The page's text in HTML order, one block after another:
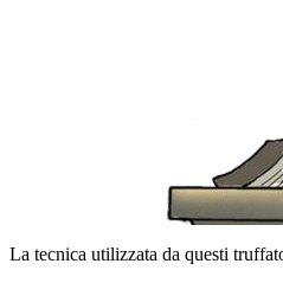
La tecnica utilizzata da questi